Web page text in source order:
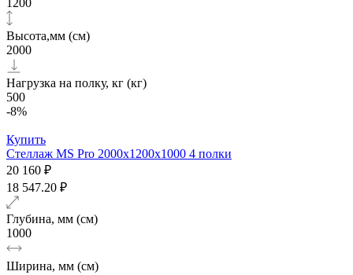
1200
Высота,мм (см)
2000
Нагрузка на полку, кг (кг)
500
-8%
Купить
Стеллаж MS Pro 2000х1200x1000 4 полки
20 160 ₽
18 547.20 ₽
Глубина, мм (см)
1000
Ширина, мм (см)